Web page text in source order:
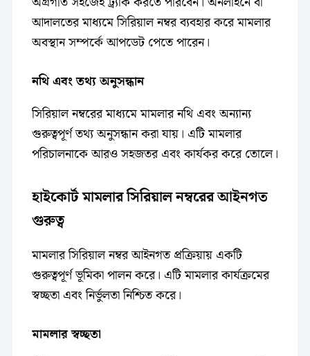
আদালতের মাধ্যমে সিরিয়াল নম্বর ব্যবহার করে মামলার
অবস্থান সম্পর্কে আপডেট পেতে পারেন।
নথি এবং তথ্য অনুসন্ধান
সিরিয়াল নম্বরের মাধ্যমে মামলার নথি এবং অন্যান্য
গুরুত্বপূর্ণ তথ্য অনুসন্ধান করা যায়। এটি মামলার
পরিচালনাকে আরও সহজতর এবং কার্যকর করে তোলে।
হাইকোর্ট মামলার সিরিয়াল নম্বরের আইনগত
গুরুত্ব
মামলার সিরিয়াল নম্বর আইনগত প্রক্রিয়ায় একটি
গুরুত্বপূর্ণ ভূমিকা পালন করে। এটি মামলার কার্যক্রমের
স্বচ্ছতা এবং নির্ভুলতা নিশ্চিত করে।
মামলার স্বচ্ছতা